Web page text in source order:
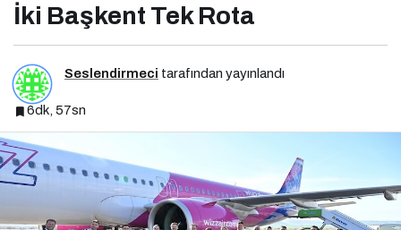
İki Başkent Tek Rota
Seslendirmeci tarafından yayınlandı
6dk, 57sn